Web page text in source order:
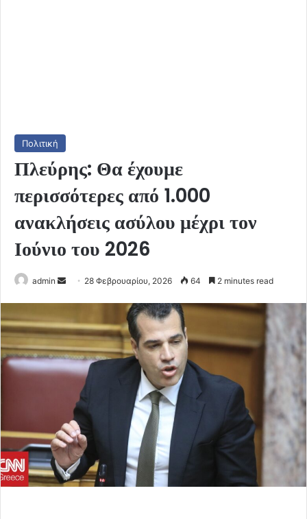
Πολιτική
Πλεύρης: Θα έχουμε
περισσότερες από 1.000
ανακλήσεις ασύλου μέχρι τον
Ιούνιο του 2026
admin
Send 28 Φεβρουαρίου, 2026 64 2 minutes read